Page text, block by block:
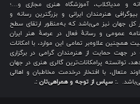
و مدیاکلاب، آموزشگاه هنری مجازی و…؛
هنرمندان ایرانی و بزرگترین رسانه و
کل جهان نیز می‌باشد که به‌منظور ارتقای سطح
عمومی و رسانهٔ فعال در عرصهٔ هنر ایران
همچنین علاوه‌بر تمامی این موارد، با امکانات
جهت حمایت از هنرمندان گرامی در برگزاری
توانسته پرامکانات‌ترین گالری هنری در جهان
متعال، با افتخار درخدمت مخاطبان و اهالی
.: سپاس از توجه و همراهی‌تان :.